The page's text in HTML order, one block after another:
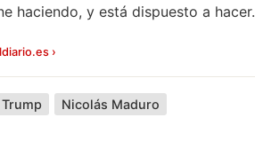
haciendo, y está dispuesto a hacer.
›
Nicolás Maduro